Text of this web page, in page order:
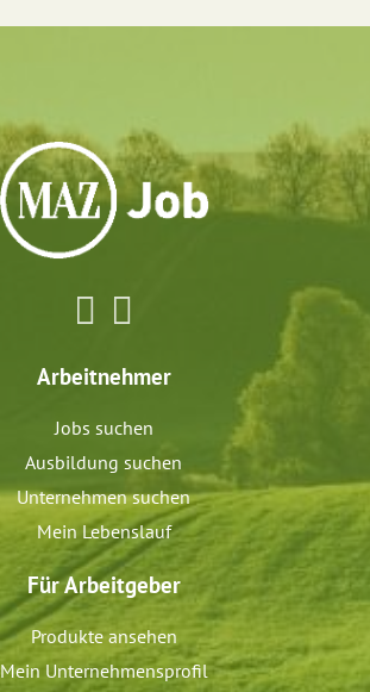
Arbeitnehmer
Jobs suchen
Ausbildung suchen
Unternehmen suchen
Mein Lebenslauf
Für Arbeitgeber
Produkte ansehen
Mein Unternehmensprofil